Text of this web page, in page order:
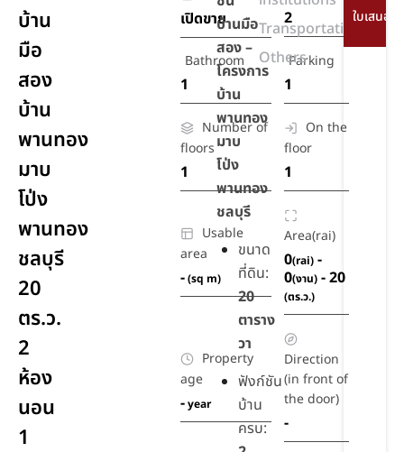
บ้าน
มือ
สอง
บ้าน
พานทอง
มาบ
โป่ง
พานทอง
ชลบุรี
20
ตร.ว.
2
ห้อง
นอน
1
เปิดขาย 2
Bathroom
1
Parking
1
Number of
floors
1
On the
floor
1
Usable
area
-(sq m)
Area(rai)
0(rai) -
0(งาน) - 20
(ตร.ว.)
Property
age
-year
Direction
(in front of
the door)
-
บ้านมือ
สอง –
โครงการ
บ้าน
พานทอง
มาบ
โป่ง
พานทอง
ชลบุรี
ขนาด
ที่ดิน:
20
ตาราง
วา
ฟังก์ชัน
บ้าน
ครบ:
Transportation
Others